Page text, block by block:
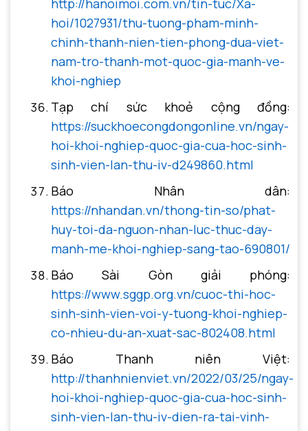
hoi/1027931/thu-tuong-pham-minh-
chinh-thanh-nien-tien-phong-dua-viet-
nam-tro-thanh-mot-quoc-gia-manh-ve-
khoi-nghiep
Tạp chí sức khoẻ cộng đồng:
https://suckhoecongdongonline.vn/ngay-
hoi-khoi-nghiep-quoc-gia-cua-hoc-sinh-
sinh-vien-lan-thu-iv-d249860.html
Báo Nhân dân:
https://nhandan.vn/thong-tin-so/phat-
huy-toi-da-nguon-nhan-luc-thuc-day-
manh-me-khoi-nghiep-sang-tao-690801/
Báo Sài Gòn giải phóng:
https://www.sggp.org.vn/cuoc-thi-hoc-
sinh-sinh-vien-voi-y-tuong-khoi-nghiep-
co-nhieu-du-an-xuat-sac-802408.html
Báo Thanh niên Việt:
http://thanhnienviet.vn/2022/03/25/ngay-
hoi-khoi-nghiep-quoc-gia-cua-hoc-sinh-
sinh-vien-lan-thu-iv-dien-ra-tai-vinh-